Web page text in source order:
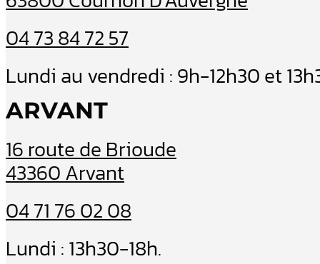
04 73 84 72 57
Lundi au vendredi : 9h-12h30 et
ARVANT
16 route de Brioude
43360 Arvant
04 71 76 02 08
Lundi : 13h30-18h.